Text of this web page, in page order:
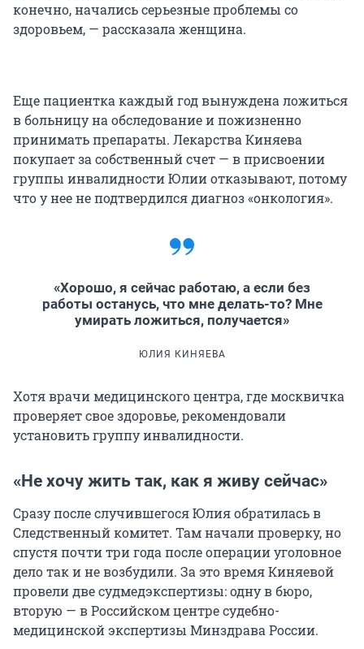
конечно, начались серьезные проблемы со
здоровьем, — рассказала женщина.
Еще пациентка каждый год вынуждена ложиться
в больницу на обследование и пожизненно
принимать препараты. Лекарства Киняева
покупает за собственный счет — в присвоении
группы инвалидности Юлии отказывают, потому
что у нее не подтвердился диагноз «онкология».
«Хорошо, я сейчас работаю, а если без
работы останусь, что мне делать-то? Мне
умирать ложиться, получается»
ЮЛИЯ КИНЯЕВА
Хотя врачи медицинского центра, где москвичка
проверяет свое здоровье, рекомендовали
установить группу инвалидности.
«Не хочу жить так, как я живу сейчас»
Сразу после случившегося Юлия обратилась в
Следственный комитет. Там начали проверку, но
спустя почти три года после операции уголовное
дело так и не возбудили. За это время Киняевой
провели две судмедэкспертизы: одну в бюро,
вторую — в Российском центре судебно-
медицинской экспертизы Минздрава России.